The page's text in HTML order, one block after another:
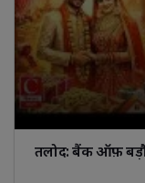
तलोद: बैंक ऑफ़